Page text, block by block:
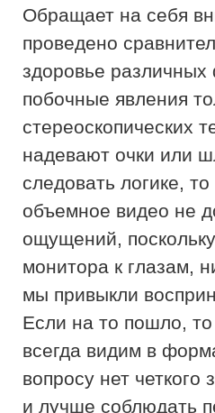
Обращает на себя
проведено
здоровье
побочные явления
стереоскопических
надевают очки или
следовать логике,
объемное видео не
ощущений,
монитора к глазам,
мы привыкли
Если на то пошло,
всегда видим в
вопросу нет
и лучше соблюдать